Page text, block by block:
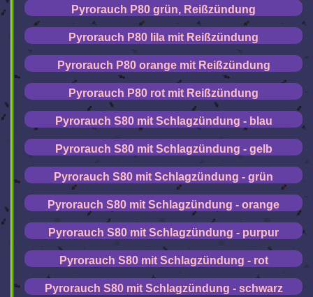
Pyrorauch P80 grün, Reißzündung
Pyrorauch P80 lila mit Reißzündung
Pyrorauch P80 orange mit Reißzündung
Pyrorauch P80 rot mit Reißzündung
Pyrorauch S80 mit Schlagzündung - blau
Pyrorauch S80 mit Schlagzündung - gelb
Pyrorauch S80 mit Schlagzündung - grün
Pyrorauch S80 mit Schlagzündung - orange
Pyrorauch S80 mit Schlagzündung - purpur
Pyrorauch S80 mit Schlagzündung - rot
Pyrorauch S80 mit Schlagzündung - schwarz